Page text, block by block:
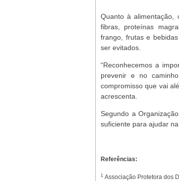
Quanto à alimentação,
fibras, proteínas
frango, frutas e
ser evitados.
“Reconhecemos a
prevenir e no
compromisso que vai
acrescenta.
Segundo a
suficiente para ajudar
Referências:
1 Associação Protetora dos